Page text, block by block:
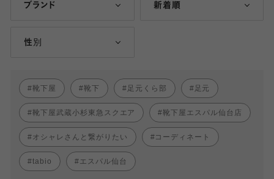
ブランド 新着順
性別
靴下屋 靴下 足元くら部 足元
靴下屋武蔵小杉東急スクエア 靴下屋エスパル仙台店
オシャレさんと繋がりたい コーディネート
tabio エスパル仙台